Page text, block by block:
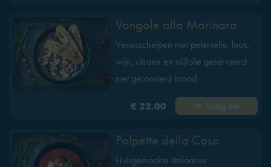
Vongole alla Marinara
Venusschelpen met peterselie, look,
wijn, citroen en olijfolie geserveerd
met geroosterd brood
€ 22.00 Voeg toe
Polpette della Casa
Huisgemaakte Italiaanse